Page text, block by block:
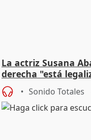
La actriz Susana
derecha "está
Sonido Totales